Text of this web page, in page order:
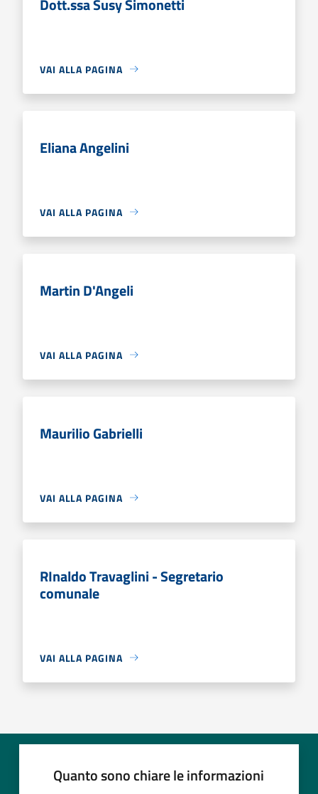
VAI ALLA PAGINA
Eliana Angelini
VAI ALLA PAGINA
Martin D'Angeli
VAI ALLA PAGINA
Maurilio Gabrielli
VAI ALLA PAGINA
RInaldo Travaglini - Segretario
comunale
VAI ALLA PAGINA
Quanto sono chiare le informazioni